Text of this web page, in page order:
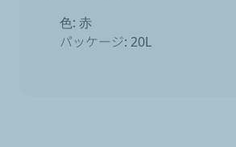
色: 赤
パッケージ: 20L